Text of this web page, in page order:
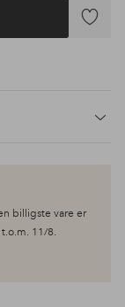
Tilføj
billigste vare er
11/8.